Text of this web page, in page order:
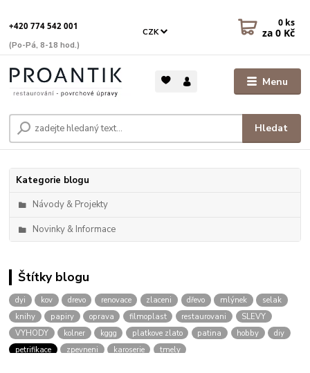
Menu
CZK
Hledat
+420 774 542 001
(Po-Pá, 8-18 hod.)
0 ks
za 0 Kč
Kategorie blogu
Návody & Projekty
Novinky & Informace
Štítky blogu
dyi kov drevo renovace zlaceni dřevo mlýnek
selak
knihy
papiry oprava filmoplast restaurovani
SLEVY
VYHODY
kolner kggg platkove zlato patina hobby
diy
petrifikace
zpevneni karoserie tmely